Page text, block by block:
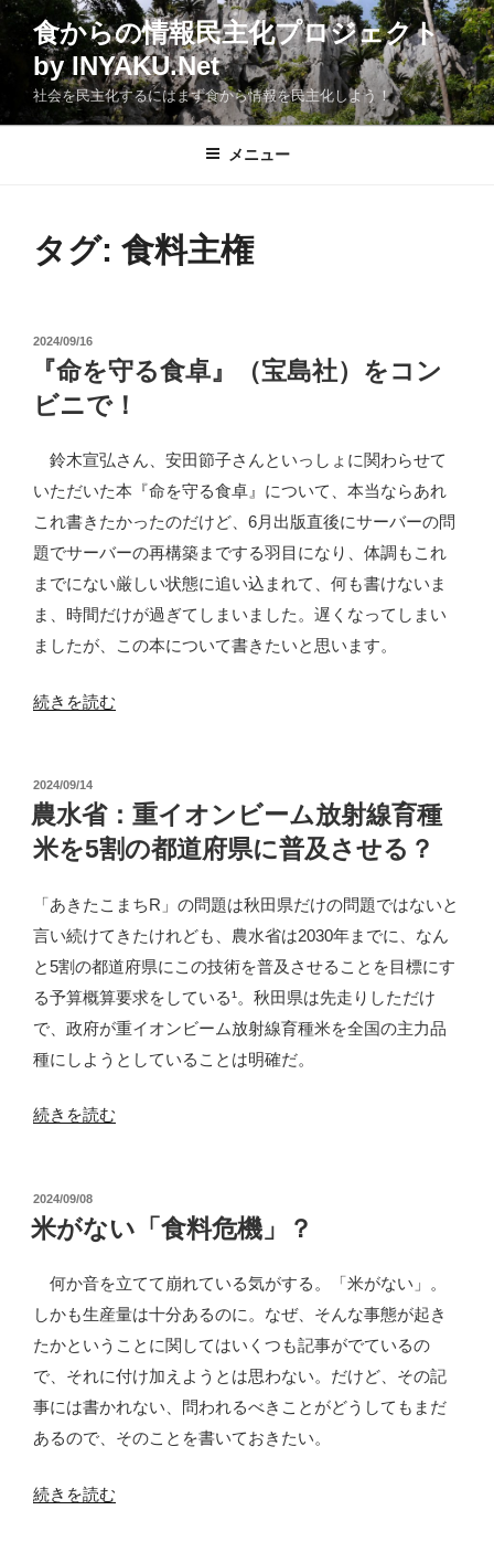
コ
食からの情報民主化プロジェクト
by INYAKU.Net
社会を民主化するにはまず食から情報を民主化しよう！
メニュー
タグ: 食料主権
投
2024/09/16
『命を守る食卓』（宝島社）をコン
ビニで！
鈴木宣弘さん、安田節子さんといっしょに関わらせて
いただいた本『命を守る食卓』について、本当ならあれ
これ書きたかったのだけど、6月出版直後にサーバーの問
題でサーバーの再構築までする羽目になり、体調もこれ
までにない厳しい状態に追い込まれて、何も書けないま
ま、時間だけが過ぎてしまいました。遅くなってしまい
ましたが、この本について書きたいと思います。
“『命
る
食
卓』
社）
を
コ
ン
ビ
続きを読む
投
稿
日:
2024/09/14
農水省：重イオンビーム放射線育種
米を5割の都道府県に普及させる？
「あきたこまちR」の問題は秋田県だけの問題ではないと
言い続けてきたけれども、農水省は2030年までに、なん
と5割の都道府県にこの技術を普及させることを目標にす
る予算概算要求をしている¹。秋田県は先走りしただけ
で、政府が重イオンビーム放射線育種米を全国の主力品
種にしようとしていることは明確だ。
“農
重
イ
射
線
続きを読む
投
稿
日:
2024/09/08
米がない「食料危機」？
何か音を立てて崩れている気がする。「米がない」。
しかも生産量は十分あるのに。なぜ、そんな事態が起き
たかということに関してはいくつも記事がでているの
で、それに付け加えようとは思わない。だけど、その記
事には書かれない、問われるべきことがどうしてもまだ
あるので、そのことを書いておきたい。
“米
続きを読む